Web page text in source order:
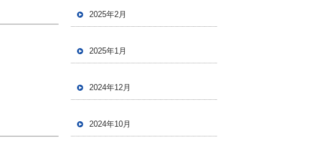
2025年2月
2025年1月
2024年12月
2024年10月